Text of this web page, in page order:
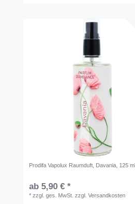
Prodifa Vapolux Raumduft, Davania, 125 ml
ab 5,90 € *
*zzgl. ges. MwSt. zzgl.Versandkosten